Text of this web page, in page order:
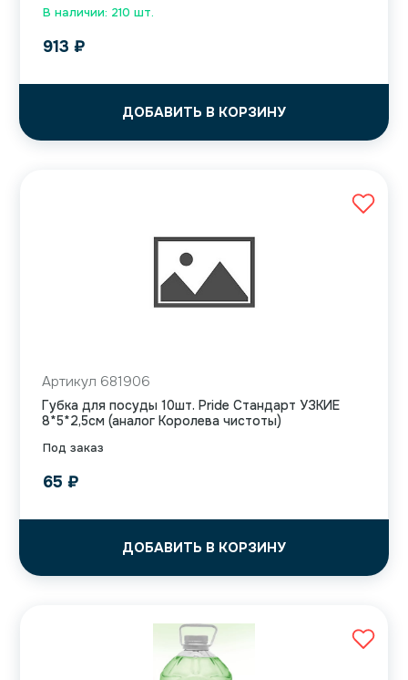
В наличии: 210 шт.
913 ₽
ДОБАВИТЬ В КОРЗИНУ
Под заказ
Артикул 681906
Губка для посуды 10шт. Pride Стандарт УЗКИЕ
8*5*2,5см (аналог Королева чистоты)
65 ₽
ДОБАВИТЬ В КОРЗИНУ